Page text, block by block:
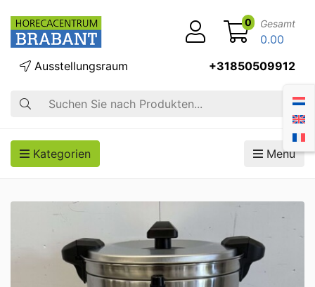
Suche
Ausstellungsraum +31850509912
0 Gesamt
0.00
Kategorien Menü